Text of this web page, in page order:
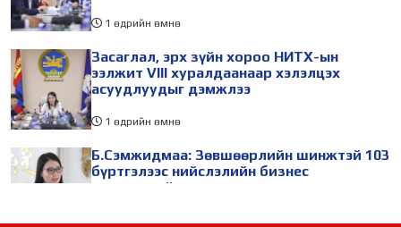
1 өдрийн өмнө
Засаглал, эрх зүйн хороо НИТХ-ын
ээлжит VIII хуралдаанаар хэлэлцэх
асуудлуудыг дэмжлээ
1 өдрийн өмнө
Б.Сэмжидмаа: Зөвшөөрлийн шинжтэй 103
бүртгэлээс нийслэлийн бизнес
эрхлэгчдийг чөлөөллөө